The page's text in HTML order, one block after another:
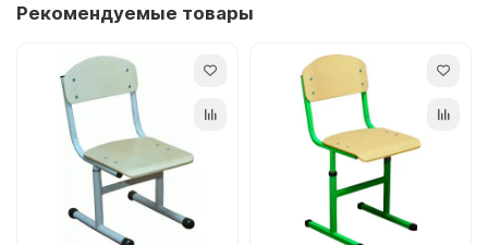
металлического каркаса, и дополнительная ростовая
группа № 7 с высотой 500 мм.
Подходит к этому стулу исходя из добавочной ростовой
группы, следующие модели столов:
Парта 2-местная регулируемая по высоте для очень
высоких.
Рекомендуемые товары